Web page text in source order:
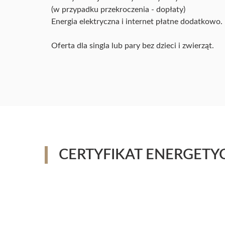
(w przypadku przekroczenia - dopłaty)
Energia elektryczna i internet płatne dodatkowo.
Oferta dla singla lub pary bez dzieci i zwierząt.
CERTYFIKAT